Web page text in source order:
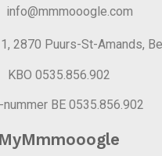
info@mmmooogle.com
2870 Puurs-St-Amands,
KBO 0535.856.902
nummer BE 0535.856.902
MyMmmooogle